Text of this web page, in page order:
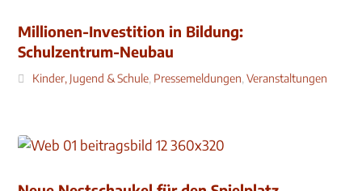
Millionen-Investition in Bildung:
Schulzentrum-Neubau
Kinder, Jugend & Schule, Pressemeldungen,Veranstaltungen